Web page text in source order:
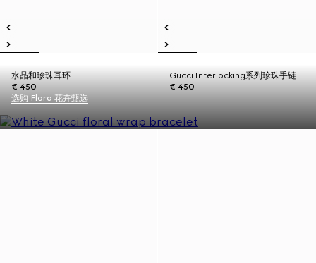
水晶和珍珠耳环
€ 450
Gucci Interlocking系列珍珠手链
€ 450
选购 Flora 花卉甄选